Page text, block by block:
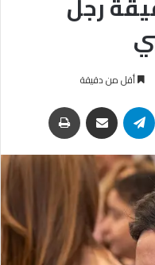
أقل من دقيقة